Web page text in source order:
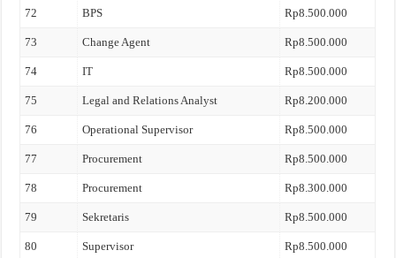
72 BPS Rp8.500.000
73 Change Agent Rp8.500.000
74 IT Rp8.500.000
75 Legal and Relations Analyst Rp8.200.000
76 Operational Supervisor Rp8.500.000
77 Procurement Rp8.500.000
78 Procurement Rp8.300.000
79 Sekretaris Rp8.500.000
80 Supervisor Rp8.500.000